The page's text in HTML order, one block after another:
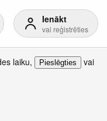
Ienākt
vai reģistrēties
laiku, Pieslēgties vai